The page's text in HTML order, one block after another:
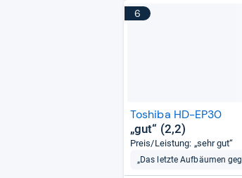
6
Toshiba HD-EP30
„gut“ (2,2)
Preis/Leistung: „sehr gut“
„Das letzte Aufbäumen